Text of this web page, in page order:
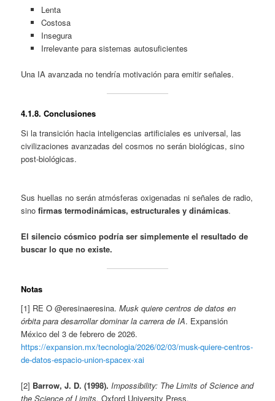
Lenta
Costosa
Insegura
Irrelevante para sistemas autosuficientes
Una IA avanzada no tendría motivación para emitir señales.
4.1.8. Conclusiones
Si la transición hacia inteligencias artificiales es universal, las
civilizaciones avanzadas del cosmos no serán biológicas, sino
post‑biológicas.
Sus huellas no serán atmósferas oxigenadas ni señales de radio,
sinofirmas termodinámicas, estructurales y dinámicas.
El silencio cósmico podría ser simplemente el resultado de
buscar lo que no existe.
Notas
[1] RE O @eresinaeresina.Musk quiere centros de datos en
órbita para desarrollar dominar la carrera de IA. Expansión
México del 3 de febrero de 2026.
https://expansion.mx/tecnologia/2026/02/03/musk-quiere-centros-
de-datos-espacio-union-spacex-xai
[2] Barrow, J. D. (1998). Impossibility: The Limits of Science and
the Science of Limits. Oxford University Press.